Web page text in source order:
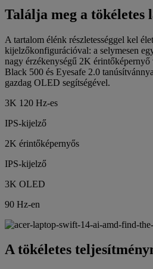
Találja meg a tökéletes
A tartalom élénk részletességgel kel
kijelzőkonfigurációval: a selymesen
nagy érzékenységű 2K
Black 500 és Eyesafe 2.0
gazdag OLED segítségével.
3K 120 Hz-es
IPS-kijelző
2K érintőképernyős
IPS-kijelző
3K OLED
90 Hz-en
A tökéletes